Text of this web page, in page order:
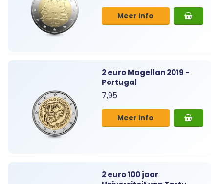
Meer info
2 euro Magellan 2019 -
Portugal
7,95
Meer info
2 euro 100 jaar